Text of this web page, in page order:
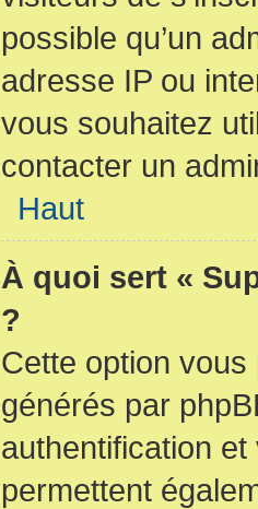
possible qu’un
adresse IP ou
vous souhaitez
contacter un
Haut
À quoi sert «
?
Cette option vous
générés par
authentification
permettent